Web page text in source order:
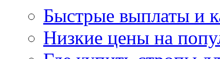
Быстрые выплаты и
Низкие цены на